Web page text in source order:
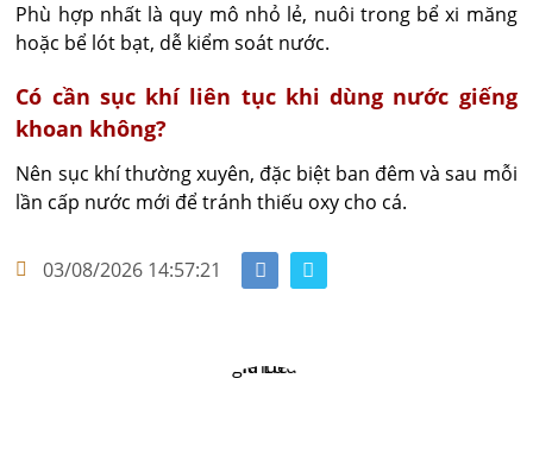
Phù hợp nhất là quy mô nhỏ lẻ, nuôi trong bể xi măng
hoặc bể lót bạt, dễ kiểm soát nước.
Có cần sục khí liên tục khi dùng nước giếng
khoan không?
Nên sục khí thường xuyên, đặc biệt ban đêm và sau mỗi
lần cấp nước mới để tránh thiếu oxy cho cá.
03/08/2026 14:57:21